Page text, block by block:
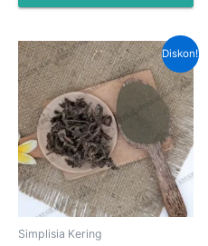
Diskon!
Simplisia Kering
Harga
aslinya
adalah:
Rp120,000.00.
saat
ini